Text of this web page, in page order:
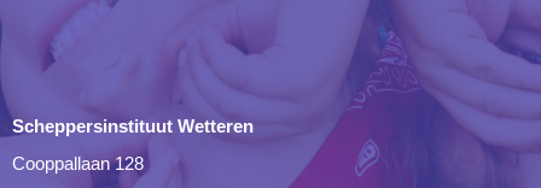
Scheppersinstituut Wetteren
Cooppallaan 128